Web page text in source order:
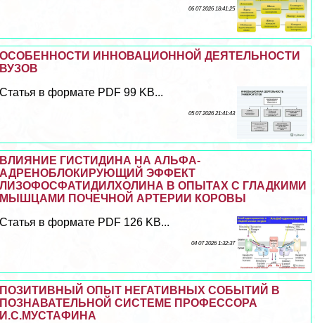
06 07 2026 18:41:25
ОСОБЕННОСТИ ИННОВАЦИОННОЙ ДЕЯТЕЛЬНОСТИ
ВУЗОВ
Статья в формате PDF 99 KB...
05 07 2026 21:41:43
ВЛИЯНИЕ ГИСТИДИНА НА АЛЬФА-
АДРЕНОБЛОКИРУЮЩИЙ ЭФФЕКТ
ЛИЗОФОСФАТИДИЛХОЛИНА В ОПЫТАХ С ГЛАДКИМИ
МЫШЦАМИ ПОЧЕЧНОЙ АРТЕРИИ КОРОВЫ
Статья в формате PDF 126 KB...
04 07 2026 1:32:37
ПОЗИТИВНЫЙ ОПЫТ НЕГАТИВНЫХ СОБЫТИЙ В
ПОЗНАВАТЕЛЬНОЙ СИСТЕМЕ ПРОФЕССОРА
И.С.МУСТАФИНА